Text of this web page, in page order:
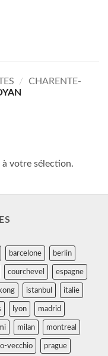
/
CHARENTE-
votre sélection.
barcelone berlin
courchevel espagne
istanbul italie
lyon madrid
milan montreal
vecchio prague